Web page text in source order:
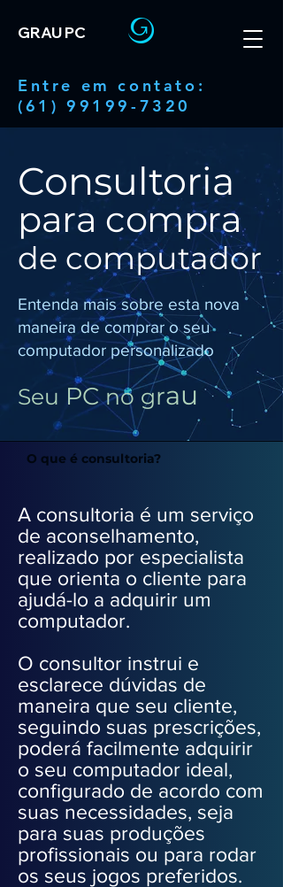
GRAU PC
Entre em contato:
(61) 99199-7320
Consultoria
para compra
de computador
Entenda mais sobre esta nova
maneira de comprar o seu
computador personalizado
Seu PCnograu
O que é consultoria?
A consultoria é um serviço
de aconselhamento,
realizado por especialista
que orienta o cliente para
ajudá-lo a adquirir um
computador.
O consultor instrui e
esclarece dúvidas de
maneira que seu cliente,
seguindo suas prescrições,
poderá facilmente adquirir
o seu computador ideal,
configurado de acordo com
suas necessidades, seja
para suas produções
profissionais ou para rodar
os seus jogos preferidos.